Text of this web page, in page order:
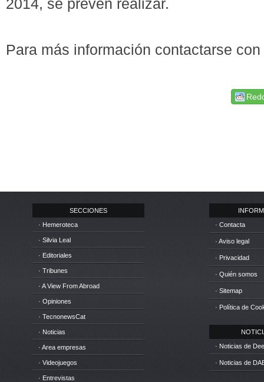
2014, se prevén realizar.
Para más información contactarse
SECCIONES
· Hemeroteca
· Silvia Leal
· Editoriales
· Tribunes
· A View From Abroad
· Opiniones
· TecnonewsCat
· Noticias
· Area empresas
· Videojuegos
· Entrevistas
· Contacta
· Aviso legal
· Privacidad
· Quién somos
· Sitemap
· Política de
· Noticias de
· Noticias de